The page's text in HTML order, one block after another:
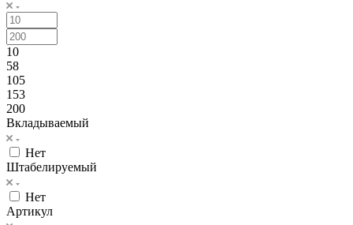
10
58
105
153
200
Вкладываемый
Нет
Штабелируемый
Нет
Артикул